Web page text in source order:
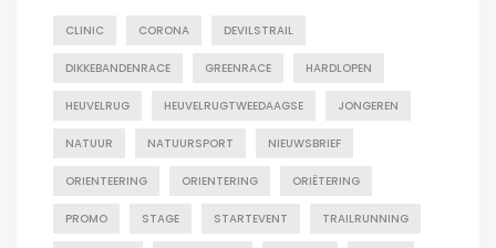
CLINIC CORONA DEVILSTRAIL
DIKKEBANDENRACE GREENRACE HARDLOPEN
HEUVELRUG HEUVELRUGTWEEDAAGSE JONGEREN
NATUUR NATUURSPORT NIEUWSBRIEF
ORIENTEERING ORIENTERING ORIËTERING
PROMO STAGE STARTEVENT TRAILRUNNING